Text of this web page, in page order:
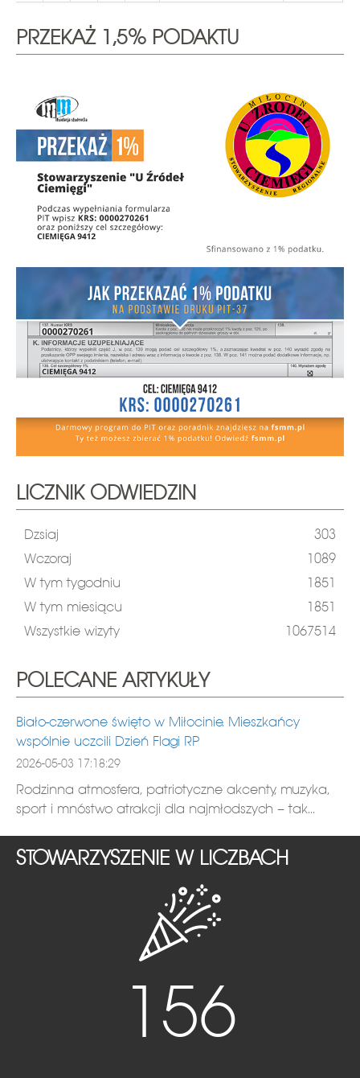
PRZEKAŻ 1,5% PODAKTU
LICZNIK ODWIEDZIN
Dzsiaj
303
Wczoraj
1089
W tym tygodniu
1851
W tym miesiącu
1851
Wszystkie wizyty
1067514
POLECANE ARTYKUŁY
Biało-czerwone święto w Miłocinie. Mieszkańcy
wspólnie uczcili Dzień Flagi RP
2026-05-03 17:18:29
Rodzinna atmosfera, patriotyczne akcenty, muzyka,
sport i mnóstwo atrakcji dla najmłodszych – tak...
STOWARZYSZENIE W LICZBACH
156